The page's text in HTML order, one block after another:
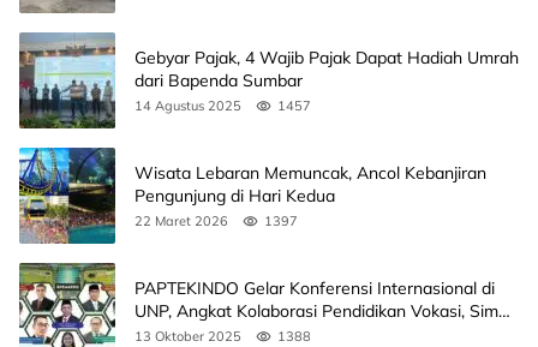
Gebyar Pajak, 4 Wajib Pajak Dapat Hadiah Umrah
dari Bapenda Sumbar
14 Agustus 2025 1457
Wisata Lebaran Memuncak, Ancol Kebanjiran
Pengunjung di Hari Kedua
22 Maret 2026 1397
PAPTEKINDO Gelar Konferensi Internasional di
UNP, Angkat Kolaborasi Pendidikan Vokasi, Simak
Agendanya
13 Oktober 2025 1388